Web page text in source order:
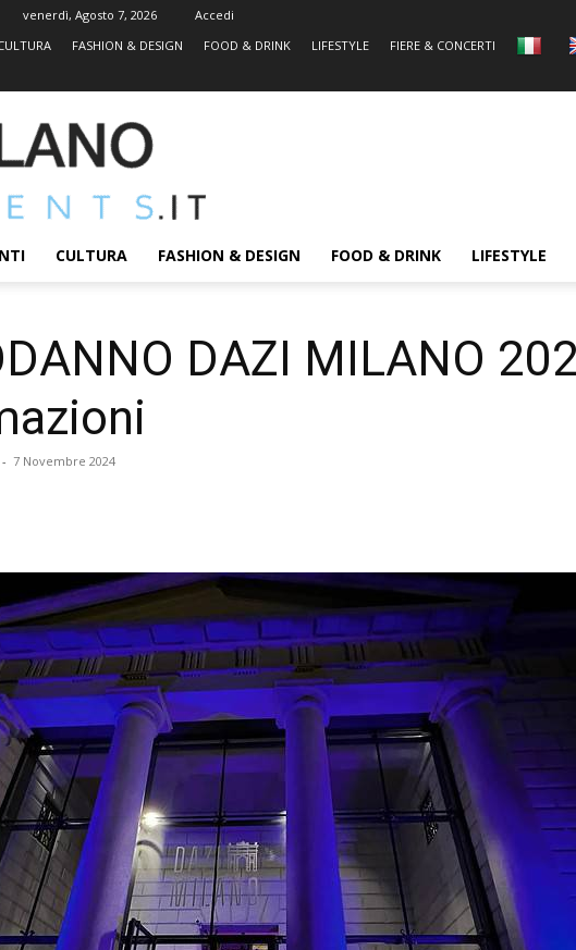
venerdì, Agosto 7, 2026
Accedi
FASHION & DESIGN FOOD & DRINK LIFESTYLE FIERE & CONCERTI
MILANOEVENTS.IT
|
2.0
ed
Eventi
CULTURA FASHION & DESIGN FOOD & DRINK LIFESTYLE
DAZI MILANO
- 7 Novembre 2024